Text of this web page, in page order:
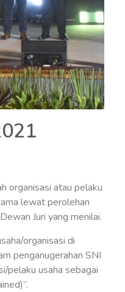
organisasi atau pelaku
lewat perolehan
Juri yang menilai.
organisasi di
penganugerahan SNI
pelaku usaha sebagai